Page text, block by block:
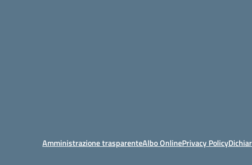
Amministrazione trasparenteAlbo OnlinePrivacy Policy